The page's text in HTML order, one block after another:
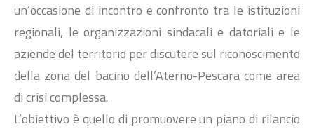
un’occasione di incontro e confronto tra le istituzioni
regionali, le organizzazioni sindacali e datoriali e le
aziende del territorio per discutere sul riconoscimento
della zona del bacino dell’Aterno-Pescara come area
di crisi complessa.
L’obiettivo è quello di promuovere un piano di rilancio